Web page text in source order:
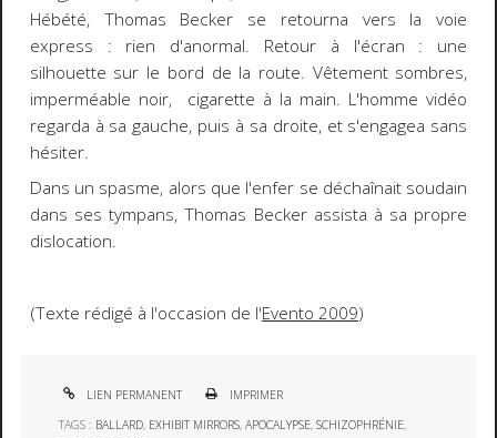
Hébété, Thomas Becker se retourna vers la voie
express : rien d'anormal. Retour à l'écran : une
silhouette sur le bord de la route. Vêtement sombres,
imperméable noir, cigarette à la main. L'homme vidéo
regarda à sa gauche, puis à sa droite, et s'engagea sans
hésiter.
Dans un spasme, alors que l'enfer se déchaînait soudain
dans ses tympans, Thomas Becker assista à sa propre
dislocation.
(Texte rédigé à l'occasion de l'Evento 2009)
LIEN PERMANENT
IMPRIMER
TAGS : BALLARD, EXHIBIT MIRRORS,APOCALYPSE,SCHIZOPHRÉNIE,